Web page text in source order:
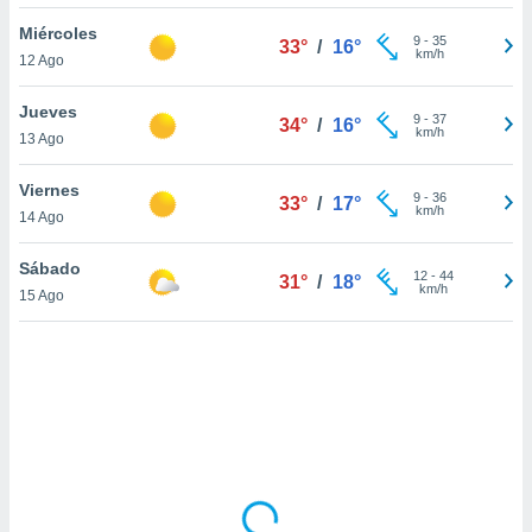
sitio
En
sean
el sitio
ni para
o
Miércoles
12 Ago
33° / 16° 9- 35
km/h
Jueves
13 Ago
34° / 16° 9- 37
km/h
Viernes
14 Ago
33° / 17° 9- 36
km/h
Sábado
15 Ago
31° / 18° 12- 44
km/h